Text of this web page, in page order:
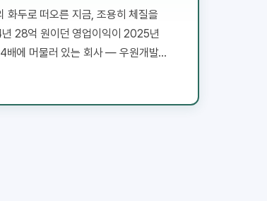
화두로 떠오른 지금, 조용히 체질을
28억 원이던 영업이익이 2025년
배에 머물러 있는 회사 — 우원개발
무제표, 최근 뉴스 흐름을 바탕으로